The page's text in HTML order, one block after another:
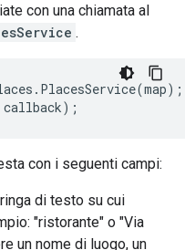
con una chiamata al
.
. PlacesService(map);
callback);
con i seguenti campi:
di testo su cui
"ristorante" o "Via
un nome di luogo, un